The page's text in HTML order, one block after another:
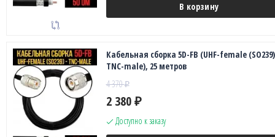
В корзину
Кабельная сборка 5D-FB (UHF-female
TNC-male), 25 метров
4 370₽
2 380 ₽
Доступно к заказу